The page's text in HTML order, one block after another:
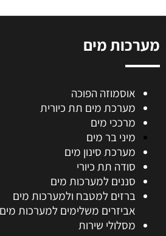
מערכות מים
אוסמוזה הפוכה
מערכת מים תת כיורית
מרככי מים
מיני בר מים
מערכת סינון מים
סודה תת כיורי
סננים למערכות מים
ברזים למטבח ולמערכות מים
אביזרים משלימים למערכות מים
מסלולי שירות